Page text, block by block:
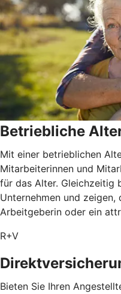
Betriebliche
Mit einer betrieblichen
Mitarbeiterinnen und
für das Alter. Gleichzeitig
Unternehmen und
Arbeitgeberin oder ein
R+V
Bieten Sie Ihren